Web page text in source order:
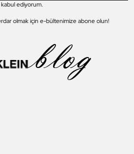
ediyorum.
olmak için e-bültenimize abone olun!